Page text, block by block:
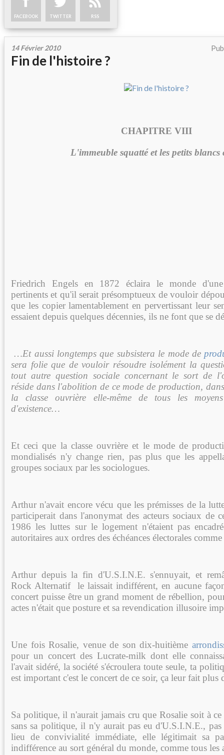
FACEBOOK TWITTER RSS
14 Février 2010
Fin de l'histoire ?
CHAPITRE VIII
L'immeuble squatté et les petits blancs
Friedrich Engels en 1872 éclaira le monde
pertinents et qu'il serait présomptueux de vouloir
que les copier lamentablement en pervertissant leur
essaient depuis quelques décennies, ils ne font que se
…Et aussi longtemps que subsistera le mode de
sera folie que de vouloir résoudre isolément la
tout autre question sociale concernant le sort de
réside dans l'abolition de ce mode de production,
la classe ouvrière elle-même de tous les
d'existence…
Et ceci que la classe ouvrière et le mode de
mondialisés n'y change rien, pas plus que les
groupes sociaux par les sociologues.
Arthur n'avait encore vécu que les prémisses de la
participerait dans l'anonymat des acteurs sociaux de
1986 les luttes sur le logement n'étaient pas
autoritaires aux ordres des échéances électorales
Arthur depuis la fin d'U.S.I.N.E. s'ennuyait, et
Rock Alternatif le laissait indifférent, en aucune
concert puisse être un grand moment de rébellion,
actes n'était que posture et sa revendication illusoire
Une fois Rosalie, venue de son dix-huitième
pour un concert des Lucrate-milk dont elle
l'avait sidéré, la société s'écroulera toute seule, ta
est important c'est le concert de ce soir, ça leur fait plus
Sa politique, il n'aurait jamais cru que Rosalie soit à
sans sa politique, il n'y aurait pas eu d'U.S.I.N.E., pas
lieu de convivialité immédiate, elle légitimait sa
indifférence au sort général du monde, comme tous les